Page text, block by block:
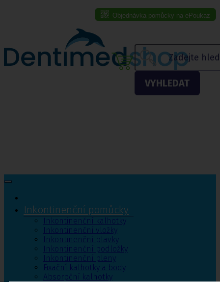
Objednávka pomůcky na ePoukaz
VYHLEDAT
Inkontinenční pomůcky
Inkontinenční kalhotky
Inkontinenční vložky
Inkontinenční plavky
Inkontinenční podložky
Inkontinenční pleny
Fixační kalhotky a body
Absorpční kalhotky